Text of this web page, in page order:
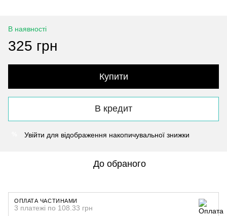
В наявності
325 грн
Купити
В кредит
Увійти для відображення накопичувальної знижки
До обраного
ОПЛАТА ЧАСТИНАМИ
3 платежі по 108.33 грн